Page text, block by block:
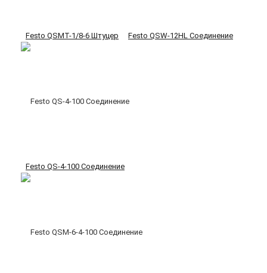
Festo QSMT-1/8-6 Штуцер Festo QSW-12HL Соединение
Festo QS-4-100 Соединение